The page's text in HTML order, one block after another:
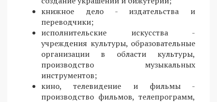
книжное дело - издательства и
переводчики;
исполнительские искусства -
учреждения культуры, образовательные
организации в области культуры,
производство музыкальных
инструментов;
кино, телевидение и фильмы -
производство фильмов, телепрограмм,